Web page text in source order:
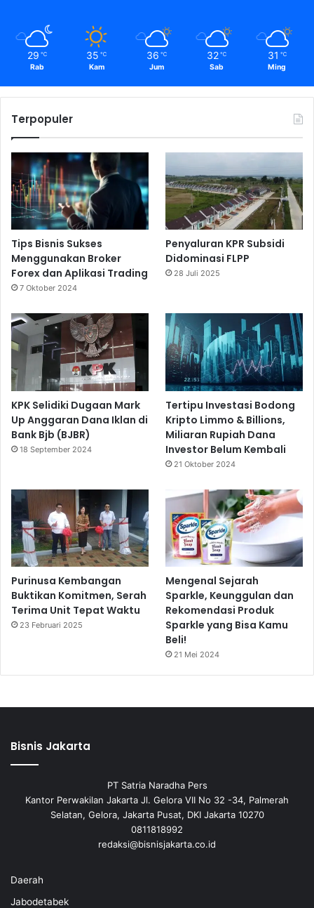
29 ℃
Rab
35 ℃
Kam
36 ℃
Jum
32 ℃
Sab
31 ℃
Ming
Terpopuler
Tips Bisnis Sukses
Menggunakan Broker
Forex dan Aplikasi Trading
7 Oktober 2024
Penyaluran KPR Subsidi
Didominasi FLPP
28 Juli 2025
KPK Selidiki Dugaan Mark
Up Anggaran Dana Iklan di
Bank Bjb (BJBR)
18 September 2024
Tertipu Investasi Bodong
Kripto Limmo & Billions,
Miliaran Rupiah Dana
Investor Belum Kembali
21 Oktober 2024
Purinusa Kembangan
Buktikan Komitmen, Serah
Terima Unit Tepat Waktu
23 Februari 2025
Mengenal Sejarah
Sparkle, Keunggulan dan
Rekomendasi Produk
Sparkle yang Bisa Kamu
Beli!
21 Mei 2024
Bisnis Jakarta
PT Satria Naradha Pers
Kantor Perwakilan Jakarta Jl. Gelora VII No 32 -34, Palmerah
Selatan, Gelora, Jakarta Pusat, DKI Jakarta 10270
0811818992
redaksi@bisnisjakarta.co.id
Daerah
Jabodetabek